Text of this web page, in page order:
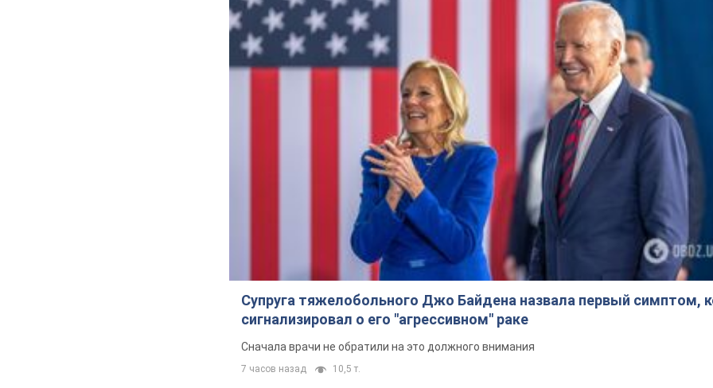
Супруга тяжелобольного Джо Байдена назвала первый симптом,
сигнализировал о его "агрессивном" раке
Сначала врачи не обратили на это должного внимания
7 часов назад 10,5 т.